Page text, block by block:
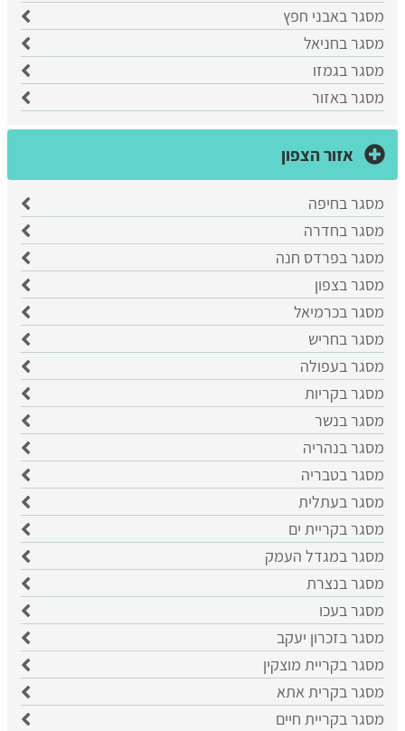
מסגר באבני חפץ
מסגר בחניאל
מסגר בגמזו
מסגר באזור
אזור הצפון
מסגר בחיפה
מסגר בחדרה
מסגר בפרדס חנה
מסגר בצפון
מסגר בכרמיאל
מסגר בחריש
מסגר בעפולה
מסגר בקריות
מסגר בנשר
מסגר בנהריה
מסגר בטבריה
מסגר בעתלית
מסגר בקריית ים
מסגר במגדל העמק
מסגר בנצרת
מסגר בעכו
מסגר בזכרון יעקב
מסגר בקריית מוצקין
מסגר בקרית אתא
מסגר בקריית חיים